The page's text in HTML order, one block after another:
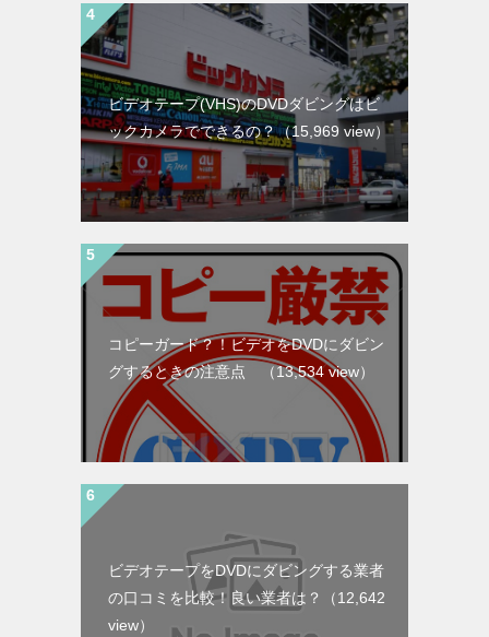
ビデオテープ(VHS)のDVDダビングはビ
ックカメラでできるの？（15,969 view）
コピーガード？！ビデオをDVDにダビン
グするときの注意点
（13,534 view）
ビデオテープをDVDにダビングする業者
の口コミを比較！良い業者は？
（12,642
view）